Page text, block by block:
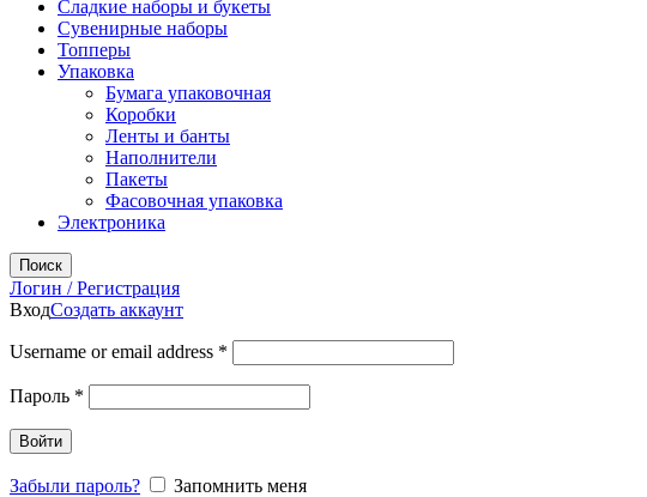
Сладкие наборы и букеты
Сувенирные наборы
Топперы
Упаковка
Бумага упаковочная
Коробки
Ленты и банты
Наполнители
Пакеты
Фасовочная упаковка
Электроника
Поиск
Логин / Регистрация
ВходСоздать аккаунт
Username or email address *
Пароль *
Войти
Забыли пароль? Запомнить меня